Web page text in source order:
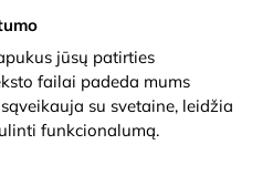
1082
Privacy Policy
Sąlygos ir nuostatos
jūsų patirties
failai padeda mums
su svetaine, leidžia
funkcionalumą.